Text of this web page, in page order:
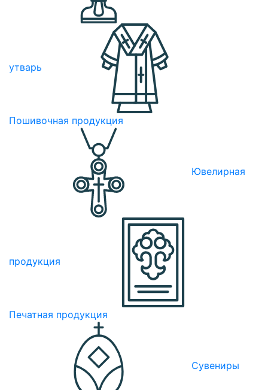
утварь
Пошивочная продукция
Ювелирная
продукция
Печатная продукция
Сувениры